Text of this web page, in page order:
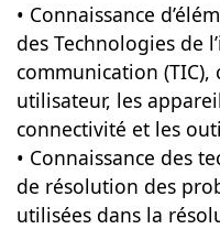
• Connaissance
des Technologies de
communication (TIC),
utilisateur, les
connectivité et les
• Connaissance des
de résolution des
utilisées dans la